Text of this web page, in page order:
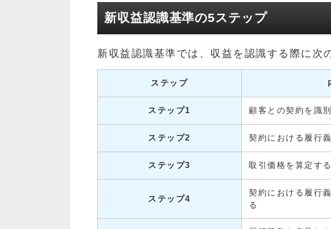
新収益認識基準の5ステップ
新収益認識基準では、収益を認識する際に次
ステップ
ステップ1
顧客との契約を識
ステップ2
契約における履行
ステップ3 取引価格を算定する
ステップ4
契約における履行
る